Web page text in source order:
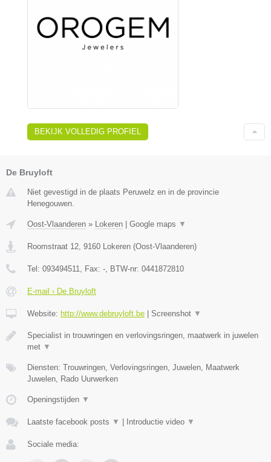
BEKIJK VOLLEDIG PROFIEL
De Bruyloft
Niet gevestigd in de plaats Peruwelz en in de provincie
Henegouwen.
Oost-Vlaanderen » Lokeren Google maps ▼
Roomstraat 12, 9160 Lokeren (Oost-Vlaanderen)
Tel: 093494511, Fax: -, BTW-nr: 0441872810
E-mail › De Bruyloft
Website: http://www.debruyloft.be Screenshot ▼
Specialist in trouwringen en verlovingsringen, maatwerk in juwelen
met ▼
Diensten: Trouwringen, Verlovingsringen, Juwelen, Maatwerk
Juwelen, Rado Uurwerken
Openingstijden ▼
Laatste facebook posts ▼ Introductie video ▼
Sociale media: